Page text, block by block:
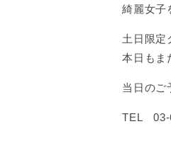
綺麗女
土日限定
本日もま
当日のご
TEL 03-